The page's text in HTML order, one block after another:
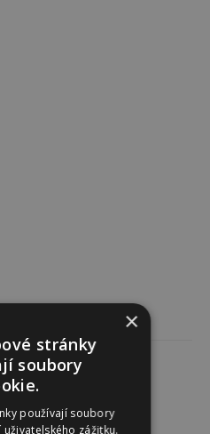
×
stránky
soubory
používají soubory
zážitku.